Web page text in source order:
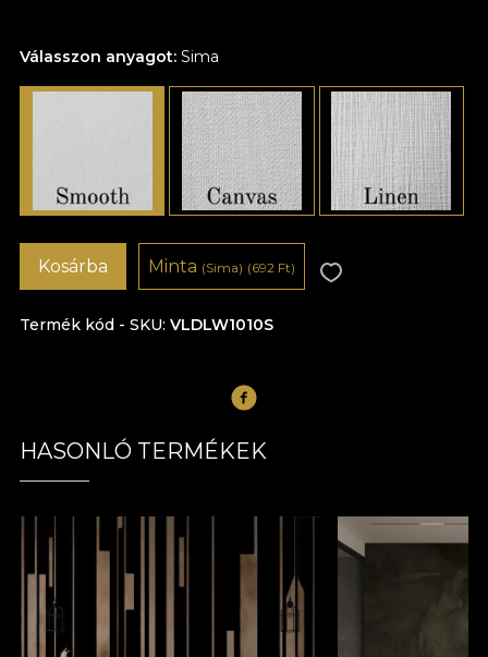
Válasszon anyagot: Sima
Termék kód - SKU VLDLW1010S
Kosárba Minta (Sima) (692 Ft)
HASONLÓ TERMÉKEK